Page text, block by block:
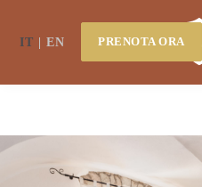
IT EN PRENOTA ORA